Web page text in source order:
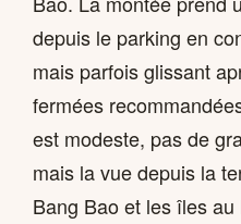
depuis le parking en
mais parfois glissant
fermées
est modeste, pas de
mais la vue depuis la
Bang Bao et les îles